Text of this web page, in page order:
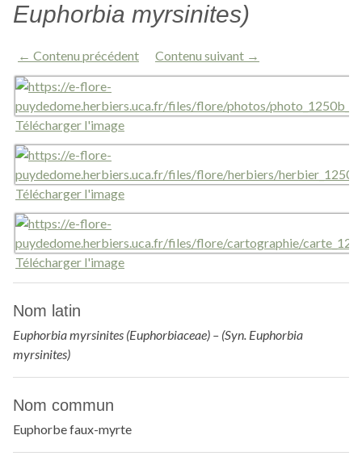
Euphorbia myrsinites)
← Contenu précédent Contenu suivant →
Télécharger l'image
Télécharger l'image
Télécharger l'image
Nom latin
Euphorbia myrsinites (Euphorbiaceae) – (Syn. Euphorbia
myrsinites)
Nom commun
Euphorbe faux-myrte